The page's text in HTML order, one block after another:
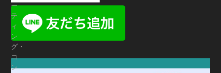
ー
テ
ィ
ン
グ・
コ
ン